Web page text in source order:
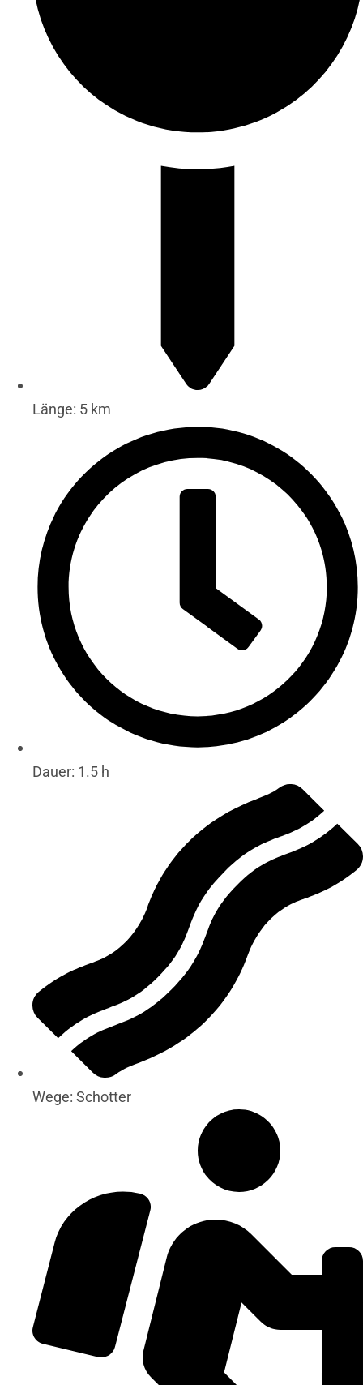
Länge: 5 km
Dauer: 1.5 h
Wege: Schotter